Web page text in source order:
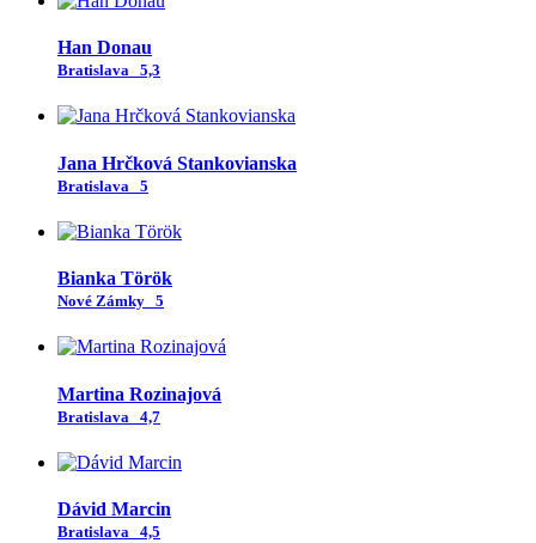
Han Donau
Bratislava 5,3
Jana Hrčková Stankovianska
Bratislava 5
Bianka Török
Nové Zámky 5
Martina Rozinajová
Bratislava 4,7
Dávid Marcin
Bratislava 4,5